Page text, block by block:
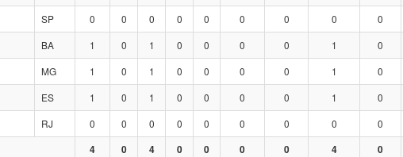
SP 0 0 0 0 0 0 0 0 0
BA 1 0 1 0 0 0 0 1 0
MG 1 0 1 0 0 0 0 1 0
ES 1 0 1 0 0 0 0 1 0
RJ 0 0 0 0 0 0 0 0 0
4 0 4 0 0 0 0 4 0